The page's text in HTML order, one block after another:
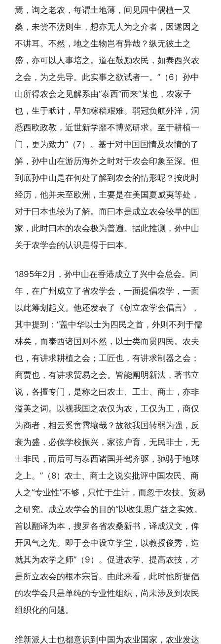
焉，询之老农，每谓土地薄，间见园中偶植一又
桑，未尝不滂则生，想亦无人为之介者，因遂因之
不讲耳。不然，地之生物岂有异哉？纵无彼土之
盛，亦可以人事培之。道在鼓励农民，如泰西兴农
之会，为之先导。此实事之欲试者一。”（6）孙中
山所得农会之见解系由“泰西”而来“某也，农家子
也，生于畎计，早知稼穑艰难。弱冠负航外洋，洞
悉西欧政教，近世新学靡不博览研求。至于耕植一
门，更为致力”（7）。基于对中国国情及农情的了
解，孙中山在游历海外之时对于农会印象至深。但
到底孙中山是在何处了解到农会的情形呢？按此时
经历，他并未至欧洲，主要是在美国夏威夷等处，
对于曰本也较为了解。而曰本是成立农会较早的国
家，此时曰本的农会极为普遍。据此推测，孙中山
关于农学会的认识是得于曰本。
1895年2月，孙中山在香港成立了兴中会总会。同
年，在广州成立了省农学会，一面提倡农学，一面
以此筹划起义。他还发表了《创立农学会倡言》，
其中提到：“盖中华以士为四民之首，外则不列于儒
林矣，而泰西诸国则不然，以士类而贯四民。农夫
也，有讲求耕植之会；工匠也，有讲求制器之会；
商贾也，有讲求贸易之会。皆能阐明新法，著书立
说，各擅专门，是称之曰农士、工士、商士，亦非
溢美之词。以视我国之农仅为农，工仅为工，商仅
为商者，相云奚啻霄壤哉？故欲我国转弱为强，反
衰为盛，必俟学校振兴，家弦户育，无民非士，无
士非民，而后可与泰西诸国并驾齐驱，驰骋于地球
之上。”（8）农士、商士之说实批评中国农民、商
人之“专业性”不够，只忙于生计，而忽于农技、贸易
之研究。成立农学会的目的“以收集思广益之实效。
首以翻译为本，搜罗各省农桑新书，译成汉文，俾
开风气之先。即于会中设立学堂，以教授俊秀，造
就其为农学之师”（9）。促进农学、提高农技，才
是所立农会的根本宗旨。由此来看，此时他所提倡
的农学会只是单纯的专业性组织，尚未涉及到农民
组织化的问题。
维新派人士也都意识到中国为农业国家，农业发达